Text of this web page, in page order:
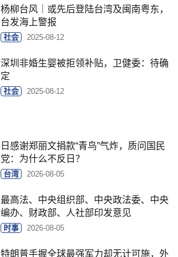
杨柳台风｜或先后登陆台湾及闽南粤东，
台发海上警报
社会 2025-08-12
深圳非婚生婴被拒领补贴，卫健委：待确
定
社会 2025-08-12
日感谢郑丽文捐款“青鸟”气炸，质问国民
党：为什么不反日？
台湾 2026-08-05
最高法、中央组织部、中央政法委、中央
编办、财政部、人社部印发意见
时事 2026-08-05
特朗普手握全球最强军力却无计可施，外